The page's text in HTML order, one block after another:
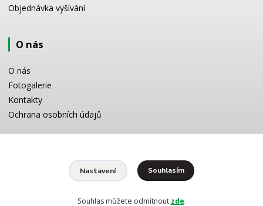
Objednávka vyšívání
O nás
O nás
Fotogalerie
Kontakty
Ochrana osobních údajů
Potřebujete poradit s výběrem? Neváhejte se zeptat:
+420 728 772 566
Nastavení Souhlasím
Souhlas můžete odmítnout zde.